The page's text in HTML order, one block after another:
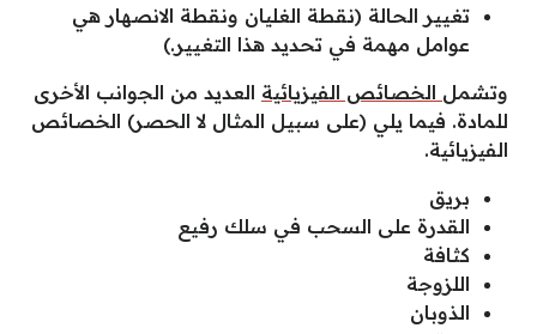
تغيير الحالة (نقطة الغليان ونقطة الانصهار هي
عوامل مهمة في تحديد هذا التغيير.)
وتشمل الخصائص الفيزيائية العديد من الجوانب الأخرى
للمادة. فيما يلي (على سبيل المثال لا الحصر) الخصائص
الفيزيائية.
بريق
القدرة على السحب في سلك رفيع
كثافة
اللزوجة
الذوبان